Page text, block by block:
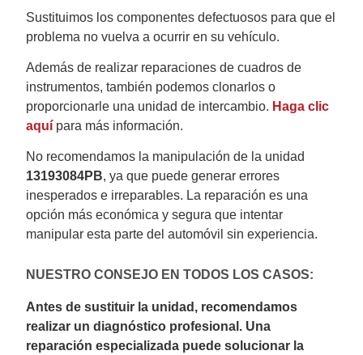
Sustituimos los componentes defectuosos para que el
problema no vuelva a ocurrir en su vehículo.
Además de realizar reparaciones de cuadros de
instrumentos, también podemos clonarlos o
proporcionarle una unidad de intercambio. Haga clic
aquí para más información.
No recomendamos la manipulación de la unidad
13193084PB, ya que puede generar errores
inesperados e irreparables. La reparación es una
opción más económica y segura que intentar
manipular esta parte del automóvil sin experiencia.
NUESTRO CONSEJO EN TODOS LOS CASOS:
Antes de sustituir la unidad, recomendamos
realizar un diagnóstico profesional. Una
reparación especializada puede solucionar la